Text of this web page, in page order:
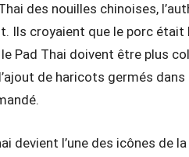
des nouilles chinoises,
Ils croyaient que le porc était
Pad Thai doivent être plus
de haricots germés
devient l’une des icônes de